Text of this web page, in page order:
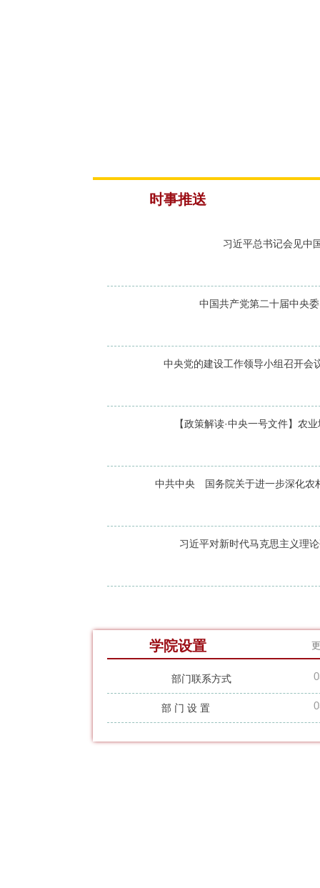
时事推送
习近平总书记会见中
中国共产党第二十届中央
中央党的建设工作领导小组召开会
【政策解读·中央一号文件】农
中共中央 国务院关于进一步深化
习近平对新时代马克思主义理
学院设置
部门联系方式
部 门 设 置